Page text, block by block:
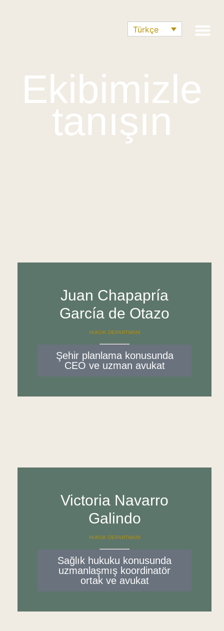
Türkçe
Ekibimizle
tanışın
Juan Chapapría
García de Otazo
HUKUK DEPARTMANI
Şehir planlama konusunda
CEO ve uzman avukat
Victoria Navarro
Galindo
HUKUK DEPARTMANI
Sağlık hukuku konusunda
uzmanlaşmış koordinatör
ortak ve avukat